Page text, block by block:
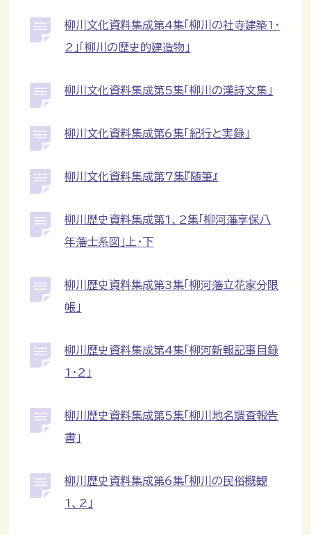
柳川文化資料集成第4集「柳川の社寺建築1・
2」「柳川の歴史的建造物」
柳川文化資料集成第5集「柳川の漢詩文集」
柳川文化資料集成第6集「紀行と実録」
柳川文化資料集成第7集『随筆』
柳川歴史資料集成第1、2集「柳河藩享保八
年藩士系図」上・下
柳川歴史資料集成第3集「柳河藩立花家分限
帳」
柳川歴史資料集成第4集「柳河新報記事目録
1・2」
柳川歴史資料集成第5集「柳川地名調査報告
書」
柳川歴史資料集成第6集「柳川の民俗概観
1、2」